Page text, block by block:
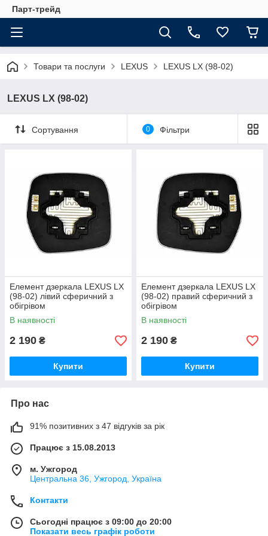
Парт-трейд
Товари та послуги LEXUS LEXUS LX (98-02)
LEXUS LX (98-02)
Сортування 0 Фільтри
Елемент дзеркала LEXUS LX
(98-02) лівий сферичний з
обігрівом
В наявності
2 190 ₴
Купити
Елемент дзеркала LEXUS LX
(98-02) правий сферичний з
обігрівом
В наявності
2 190 ₴
Купити
Про нас
91% позитивних з 47 відгуків за рік
Працює з 15.08.2013
м. Ужгород
Центральна 36, Ужгород, Україна
Контакти
Сьогодні працює з 09:00 до 20:00
Показати весь графік роботи